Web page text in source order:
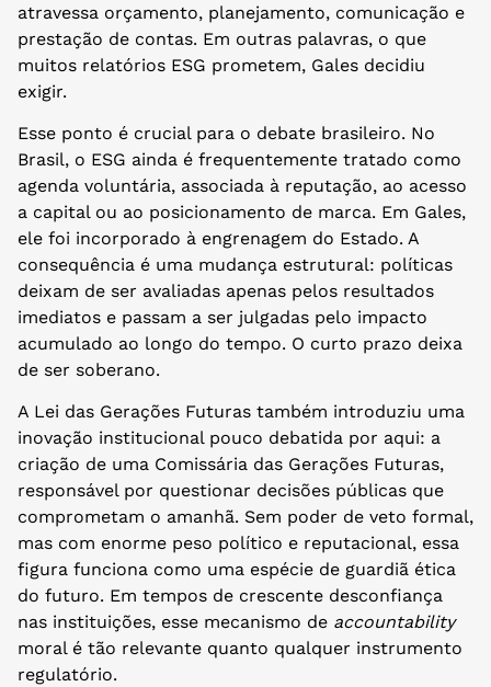
atravessa orçamento, planejamento, comunicação e
prestação de contas. Em outras palavras, o que
muitos relatórios ESG prometem, Gales decidiu
exigir.
Esse ponto é crucial para o debate brasileiro. No
Brasil, o ESG ainda é frequentemente tratado como
agenda voluntária, associada à reputação, ao acesso
a capital ou ao posicionamento de marca. Em Gales,
ele foi incorporado à engrenagem do Estado. A
consequência é uma mudança estrutural: políticas
deixam de ser avaliadas apenas pelos resultados
imediatos e passam a ser julgadas pelo impacto
acumulado ao longo do tempo. O curto prazo deixa
de ser soberano.
A Lei das Gerações Futuras também introduziu uma
inovação institucional pouco debatida por aqui: a
criação de uma Comissária das Gerações Futuras,
responsável por questionar decisões públicas que
comprometam o amanhã. Sem poder de veto formal,
mas com enorme peso político e reputacional, essa
figura funciona como uma espécie de guardiã ética
do futuro. Em tempos de crescente desconfiança
nas instituições, esse mecanismo de accountability
moral é tão relevante quanto qualquer instrumento
regulatório.